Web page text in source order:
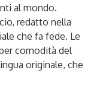
al mondo.
redatto nella
che fa fede. Le
comodità del
originale, che